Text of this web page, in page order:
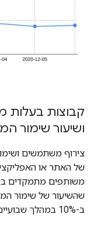
קבוצות בעלות
ושיעור שימור
צירוף משתמשים
של האתר או
משותפים מתמקדים
ב-10% במהלך שבועיים.